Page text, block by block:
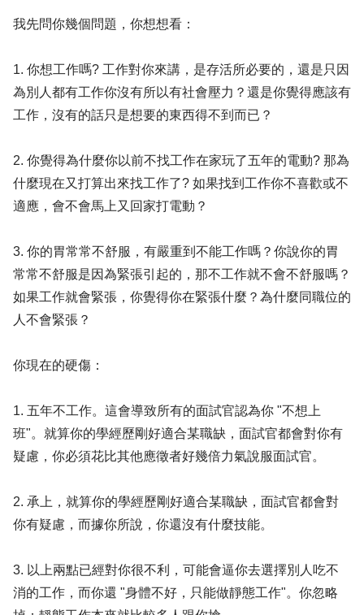
我先問你幾個問題，你想想看：
1. 你想工作嗎? 工作對你來講，是存活所必要的，還是只因
為別人都有工作你沒有所以有社會壓力？還是你覺得應該有
工作，沒有的話只是想要的東西得不到而已？
2. 你覺得為什麼你以前不找工作在家玩了五年的電動? 那為
什麼現在又打算出來找工作了? 如果找到工作你不喜歡或不
適應，會不會馬上又回家打電動？
3. 你的胃常常不舒服，有嚴重到不能工作嗎？你說你的胃
常常不舒服是因為緊張引起的，那不工作就不會不舒服嗎？
如果工作就會緊張，你覺得你在緊張什麼？為什麼同職位的
人不會緊張？
你現在的硬傷：
1. 五年不工作。這會導致所有的面試官認為你 "不想上
班"。就算你的學經歷剛好適合某職缺，面試官都會對你有
疑慮，你必須花比其他應徵者好幾倍力氣說服面試官。
2. 承上，就算你的學經歷剛好適合某職缺，面試官都會對
你有疑慮，而據你所說，你還沒有什麼技能。
3. 以上兩點已經對你很不利，可能會逼你去選擇別人吃不
消的工作，而你還 "身體不好，只能做靜態工作"。你忽略